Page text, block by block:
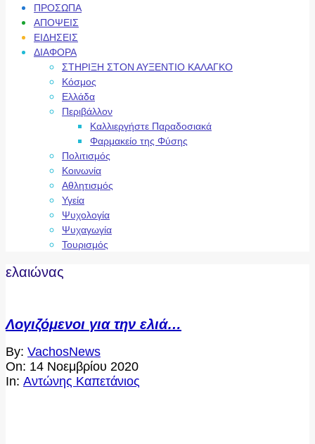
ΠΡΟΣΩΠΑ
ΑΠΟΨΕΙΣ
ΕΙΔΗΣΕΙΣ
ΔΙΑΦΟΡΑ
ΣΤΗΡΙΞΗ ΣΤΟΝ ΑΥΞΕΝΤΙΟ ΚΑΛΑΓΚΟ
Κόσμος
Ελλάδα
Περιβάλλον
Καλλιεργήστε Παραδοσιακά
Φαρμακείο της Φύσης
Πολιτισμός
Κοινωνία
Αθλητισμός
Υγεία
Ψυχολογία
Ψυχαγωγία
Τουρισμός
ελαιώνας
Λογιζόμενοι για την ελιά…
2020-
11-
14
By: VachosNews
On: 14 Νοεμβρίου 2020
In: Αντώνης Καπετάνιος